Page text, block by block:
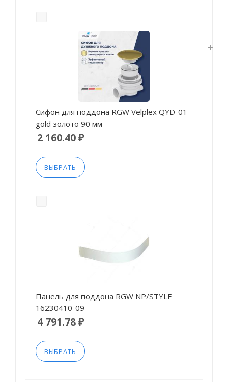
Сифон для поддона RGW Velplex QYD-01-
gold золото 90 мм
2 160.40 ₽
ВЫБРАТЬ
Панель для поддона RGW NP/STYLE
16230410-09
4 791.78 ₽
ВЫБРАТЬ